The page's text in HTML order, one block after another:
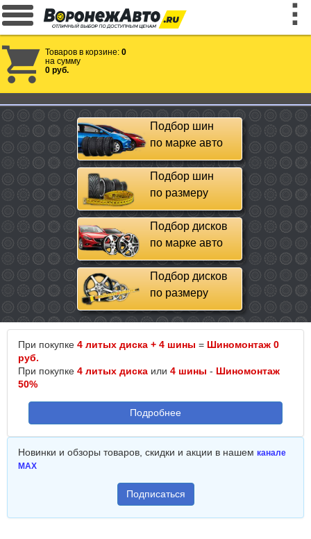
Товаров в корзине: 0
на сумму
0 руб.
Подбор шин
по марке авто
Подбор шин
по размеру
Подбор дисков
по марке авто
Подбор дисков
по размеру
При покупке 4 литых диска + 4 шины = Шиномонтаж 0
руб.
При покупке 4 литых диска или 4 шины - Шиномонтаж
50%
Подробнее
Новинки и обзоры товаров, скидки и акции в нашем канале
MAX
Подписаться